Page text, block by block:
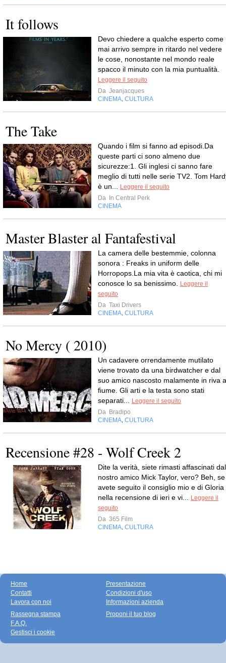
It follows
Devo chiedere a qualche esperto come
mai arrivo sempre in ritardo nel vedere
le cose, nonostante nel mondo reale
spacco il minuto con la mia puntualità.
Leggere il seguito
Da Jeanjacques
CINEMA CULTURA
The Take
Quando i film si fanno ad episodi.Da
queste parti ci sono almeno due
sicurezze:1. Gli inglesi ci sanno fare
meglio di tutti nelle serie TV2. Tom
è un...
Leggere il seguito
Da In Central Perk
CINEMA
Master Blaster al Fantafestival
La camera delle bestemmie, colonna
sonora : Freaks in uniform delle
Horropops.La mia vita è caotica, chi mi
conosce lo sa benissimo.
Leggere il
seguito
Da Taxi Drivers
CINEMA CULTURA
No Mercy ( 2010)
Un cadavere orrendamente mutilato
viene trovato da una birdwatcher e dal
suo amico nascosto malamente in riva
fiume. Gli arti e la testa sono stati
separati...
Leggere il seguito
Da Bradipo
CINEMA CULTURA
Recensione #28 - Wolf Creek 2
Dite la verità, siete rimasti affascinati dal
nostro amico Mick Taylor, vero? Beh, se
avete seguito il consiglio mio e di Gloria
nella recensione di ieri e vi...
Leggere il
seguito
Da 365 Film
CINEMA CULTURA
Home
Contatti
Lavora con noi
Presentazione
Condizioni d'uso
Informazioni azienda
Rassegna stampa
F.A.Q.
Gestisci i cookie
Proponi il tuo blog